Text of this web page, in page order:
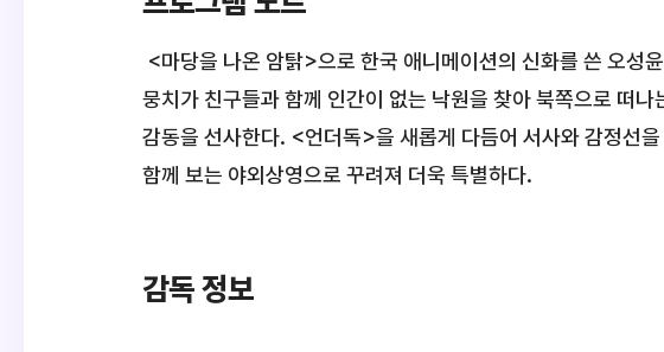
<마당을 나온 암탉>으로 한국 애니메이션의 신화를 쓴 오성
뭉치가 친구들과 함께 인간이 없는 낙원을 찾아 북쪽으로 떠
감동을 선사한다. <언더독>을 새롭게 다듬어 서사와 감정선
함께 보는 야외상영으로 꾸려져 더욱 특별하다.
감독 정보